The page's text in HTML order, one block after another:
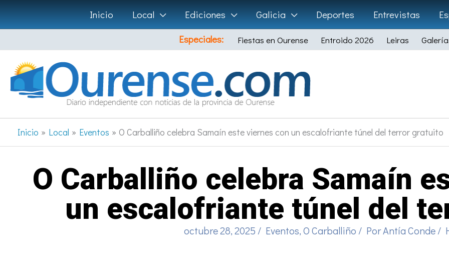
Ir
al
contenido
Inicio Local Ediciones Galicia Deportes Entrevistas
Especiales:
Fiestas en Ourense Entroido 2026 Leiras
Inicio Local Eventos O Carballiño celebra Samaín este viernes con un escalofriante túnel del terror gratuito
O Carballiño celebra Samaín
un escalofriante túnel del
octubre 28, 2025 / Eventos,O Carballiño / PorAntía Conde/